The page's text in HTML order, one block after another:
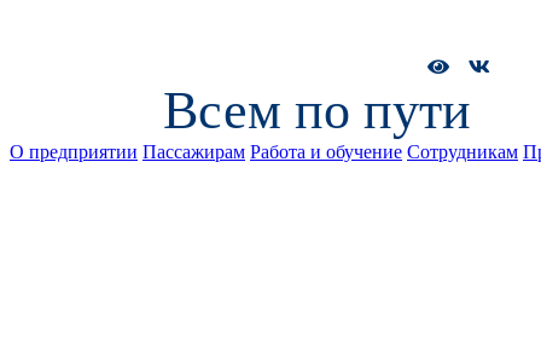
Всем по пути
О предприятии Пассажирам Работа и обучение Сотрудникам